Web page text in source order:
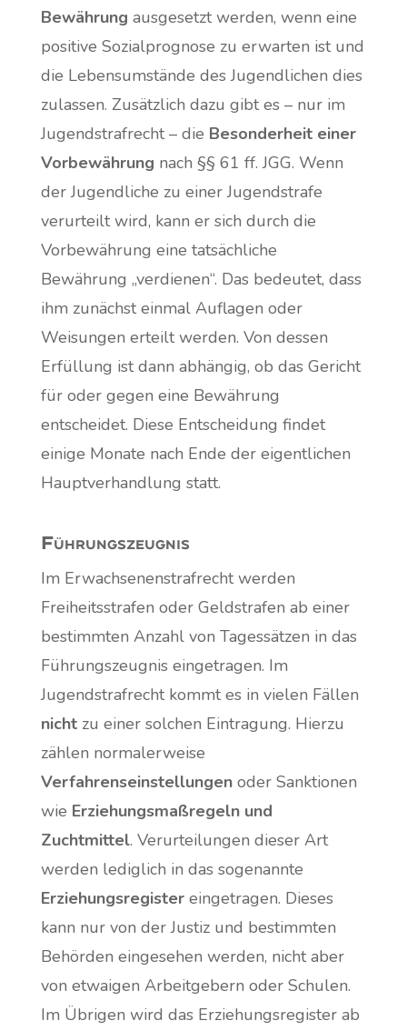
Bewährung ausgesetzt werden, wenn eine
positive Sozialprognose zu erwarten ist und
die Lebensumstände des Jugendlichen dies
zulassen. Zusätzlich dazu gibt es – nur im
Jugendstrafrecht – die Besonderheit einer
Vorbewährung nach §§ 61 ff. JGG. Wenn
der Jugendliche zu einer Jugendstrafe
verurteilt wird, kann er sich durch die
Vorbewährung eine tatsächliche
Bewährung „verdienen“. Das bedeutet, dass
ihm zunächst einmal Auflagen oder
Weisungen erteilt werden. Von dessen
Erfüllung ist dann abhängig, ob das Gericht
für oder gegen eine Bewährung
entscheidet. Diese Entscheidung findet
einige Monate nach Ende der eigentlichen
Hauptverhandlung statt.
Führungszeugnis
Im Erwachsenenstrafrecht werden
Freiheitsstrafen oder Geldstrafen ab einer
bestimmten Anzahl von Tagessätzen in das
Führungszeugnis eingetragen. Im
Jugendstrafrecht kommt es in vielen Fällen
nichtzu einer solchen Eintragung. Hierzu
zählen normalerweise
Verfahrenseinstellungenoder Sanktionen
wie Erziehungsmaßregeln und
Zuchtmittel. Verurteilungen dieser Art
werden lediglich in das sogenannte
Erziehungsregistereingetragen. Dieses
kann nur von der Justiz und bestimmten
Behörden eingesehen werden, nicht aber
von etwaigen Arbeitgebern oder Schulen.
Im Übrigen wird das Erziehungsregister ab